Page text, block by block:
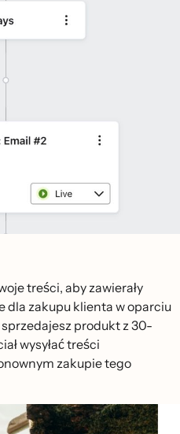
treści, aby zawierały
dla zakupu klienta w oparciu
sprzedajesz produkt z 30-
wysyłać treści
zakupie tego